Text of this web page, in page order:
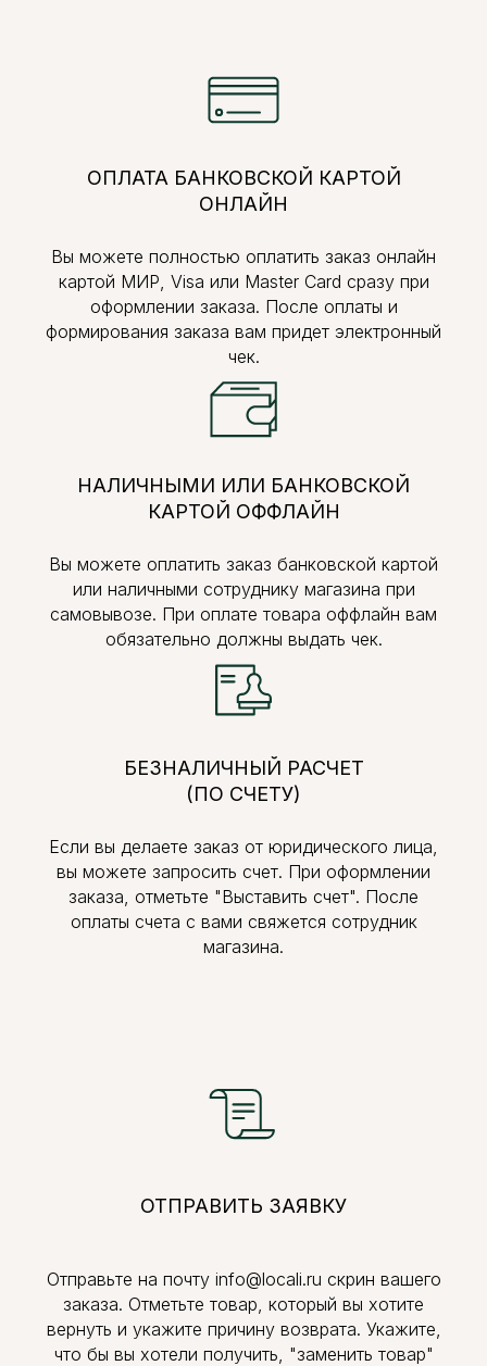
ОПЛАТА БАНКОВСКОЙ КАРТОЙ
ОНЛАЙН
Вы можете полностью оплатить заказ онлайн
картой МИР, Visa или Master Card сразу при
оформлении заказа. После оплаты и
формирования заказа вам придет электронный
чек.
НАЛИЧНЫМИ ИЛИ БАНКОВСКОЙ
КАРТОЙ ОФФЛАЙН
Вы можете оплатить заказ банковской картой
или наличными сотруднику магазина при
самовывозе. При оплате товара оффлайн вам
обязательно должны выдать чек.
БЕЗНАЛИЧНЫЙ РАСЧЕТ
(ПО СЧЕТУ)
Если вы делаете заказ от юридического лица,
вы можете запросить счет. При оформлении
заказа, отметьте "Выставить счет". После
оплаты счета с вами свяжется сотрудник
магазина.
ОТПРАВИТЬ ЗАЯВКУ
Отправьте на почту info@locali.ru скрин вашего
заказа. Отметьте товар, который вы хотите
вернуть и укажите причину возврата. Укажите,
что бы вы хотели получить, "заменить товар"